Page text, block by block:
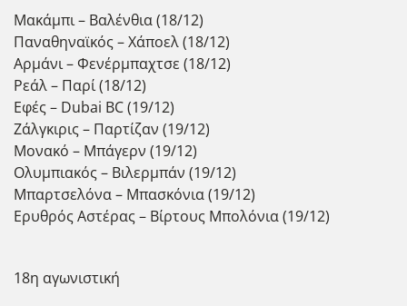
Μακάμπι – Βαλένθια (18/12)
Παναθηναϊκός – Χάποελ (18/12)
Αρμάνι – Φενέρμπαχτσε (18/12)
Ρεάλ – Παρί (18/12)
Εφές – Dubai BC (19/12)
Ζάλγκιρις – Παρτίζαν (19/12)
Μονακό – Μπάγερν (19/12)
Ολυμπιακός – Βιλερμπάν (19/12)
Μπαρτσελόνα – Μπασκόνια (19/12)
Ερυθρός Αστέρας – Βίρτους Μπολόνια (19/12)
18η αγωνιστική